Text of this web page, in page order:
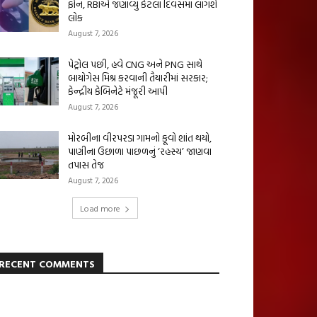
ફોન, RBIએ જણાવ્યું કેટલા દિવસમાં લાગશે
લોક
August 7, 2026
પેટ્રોલ પછી, હવે CNG અને PNG સાથે
બાયોગેસ મિશ્ર કરવાની તૈયારીમાં સરકાર;
કેન્દ્રીય કેબિનેટે મંજૂરી આપી
August 7, 2026
મોરબીના વીરપરડા ગામનો કૂવો શાંત થયો,
પાણીના ઉછાળા પાછળનું ‘રહસ્ય’ જાણવા
તપાસ તેજ
August 7, 2026
Load more
COMMENTS